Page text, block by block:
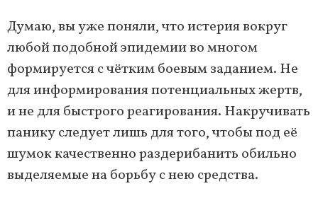
Думаю, вы уже поняли, что истерия вокруг
любой подобной эпидемии во многом
формируется с чётким боевым заданием. Не
для информирования потенциальных жертв,
и не для быстрого реагирования. Накручивать
панику следует лишь для того, чтобы под её
шумок качественно раздерибанить обильно
выделяемые на борьбу с нею средства.